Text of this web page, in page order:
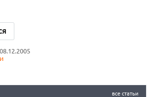
все статьи
Z40 AQUACYCLE PRO
PRO MAX 271PHW E14